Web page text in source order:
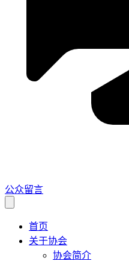
公众留言
首页
关于协会
协会简介